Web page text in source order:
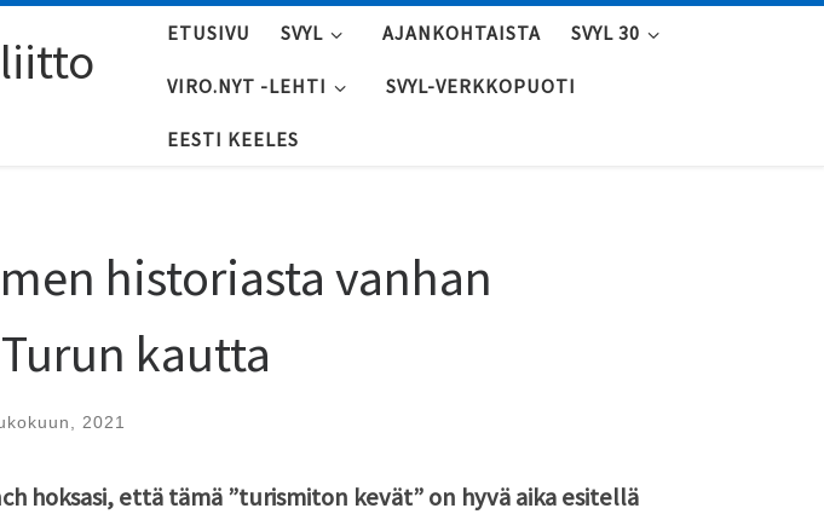
ETUSIVU SVYL AJANKOHTAISTA SVYL 30
VIRO.NYT -LEHTI SVYL-VERKKOPUOTI
EESTI KEELES
historiasta vanhan
kautta
2021
hoksasi, että tämä ”turismiton kevät” on hyvä aika esitellä